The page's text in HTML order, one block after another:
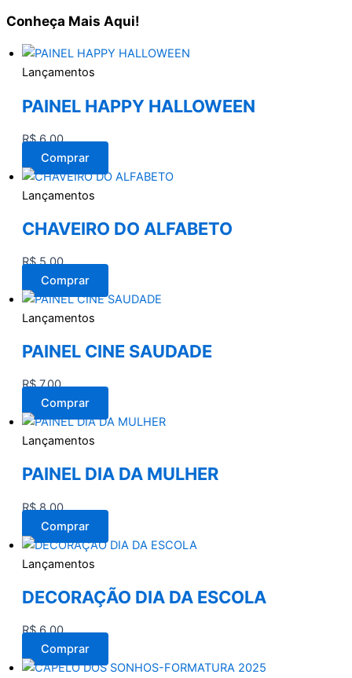
Conheça Mais Aqui!
Lançamentos
PAINEL HAPPY HALLOWEEN
R$6,00
Comprar
Lançamentos
CHAVEIRO DO ALFABETO
R$5,00
Comprar
Lançamentos
PAINEL CINE SAUDADE
R$7,00
Comprar
Lançamentos
PAINEL DIA DA MULHER
R$8,00
Comprar
Lançamentos
DECORAÇÃO DIA DA ESCOLA
R$6,00
Comprar